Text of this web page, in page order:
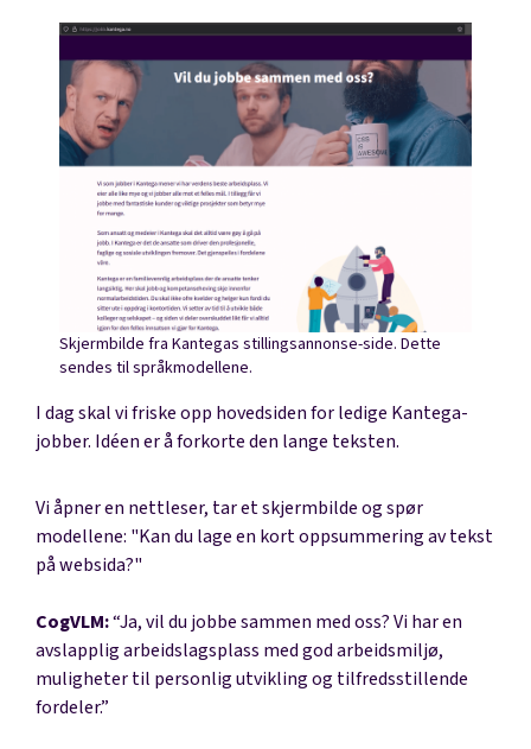
Skjermbilde fra Kantegas stillingsannonse-side. Dette
sendes til språkmodellene.
I dag skal vi friske opp hovedsiden for ledige Kantega-
jobber. Idéen er å forkorte den lange teksten.
Vi åpner en nettleser, tar et skjermbilde og spør
modellene: "Kan du lage en kort oppsummering av tekst
på websida?"
CogVLM:“Ja, vil du jobbe sammen med oss? Vi har en
avslapplig arbeidslagsplass med god arbeidsmiljø,
muligheter til personlig utvikling og tilfredsstillende
fordeler.”